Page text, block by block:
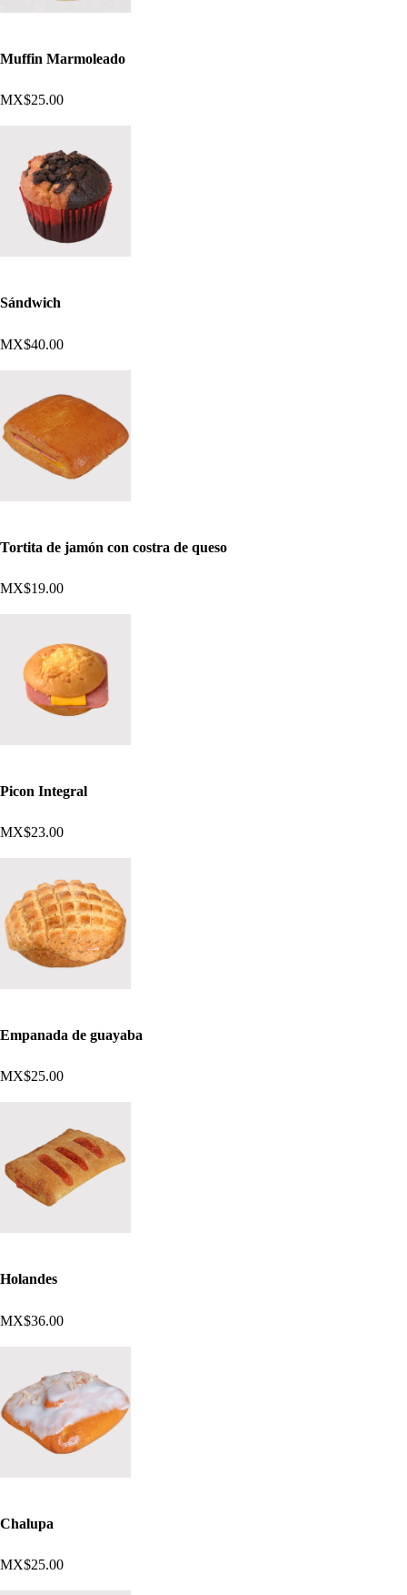
Muffin Marmoleado
MX$25.00
Sándwich
MX$40.00
Tortita de jamón con costra de queso
MX$19.00
Picon Integral
MX$23.00
Empanada de guayaba
MX$25.00
Holandes
MX$36.00
Chalupa
MX$25.00